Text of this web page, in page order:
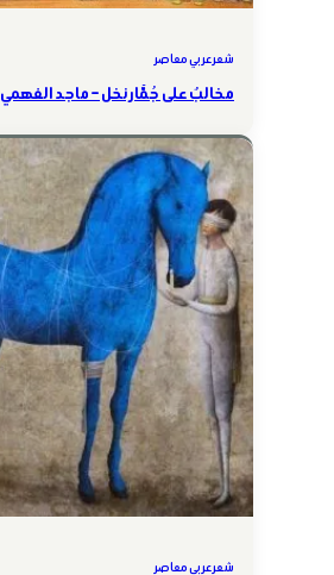
شعر عربي معاصر
مخالبٌ على جُمَّار نخل – ماجد الفهمي
شعر عربي معاصر